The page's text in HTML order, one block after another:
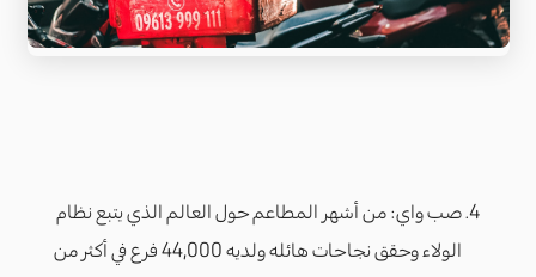
صب واي: من أشهر المطاعم حول العالم الذي يتبع نظام
الولاء وحقق نجاحات هائله ولديه 44,000 فرع في أكثر من